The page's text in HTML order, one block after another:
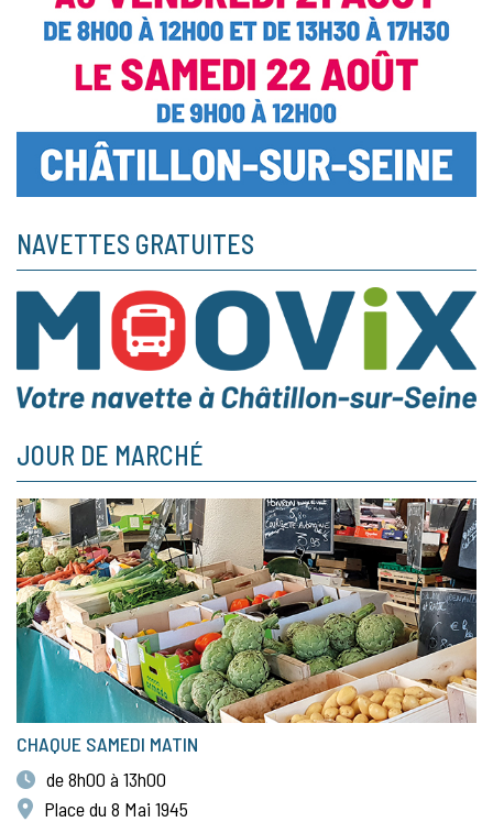
NAVETTES GRATUITES
JOUR DE MARCHÉ
CHAQUE SAMEDI MATIN
de 8h00 à 13h00
Place du 8 Mai 1945